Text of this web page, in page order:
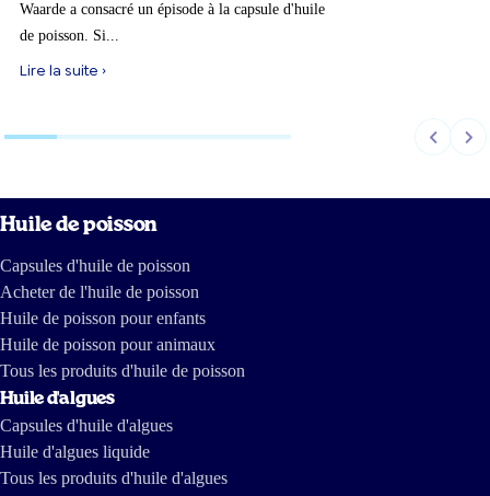
Waarde a consacré un épisode à la capsule d'huile
de poisson. Si...
Lire la suite ›
Huile de poisson
Capsules d'huile de poisson
Acheter de l'huile de poisson
Huile de poisson pour enfants
Huile de poisson pour animaux
Tous les produits d'huile de poisson
Huile d'algues
Capsules d'huile d'algues
Huile d'algues liquide
Tous les produits d'huile d'algues